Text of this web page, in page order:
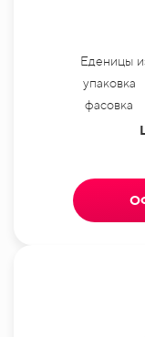
Еденицы
упаковка
фасовка